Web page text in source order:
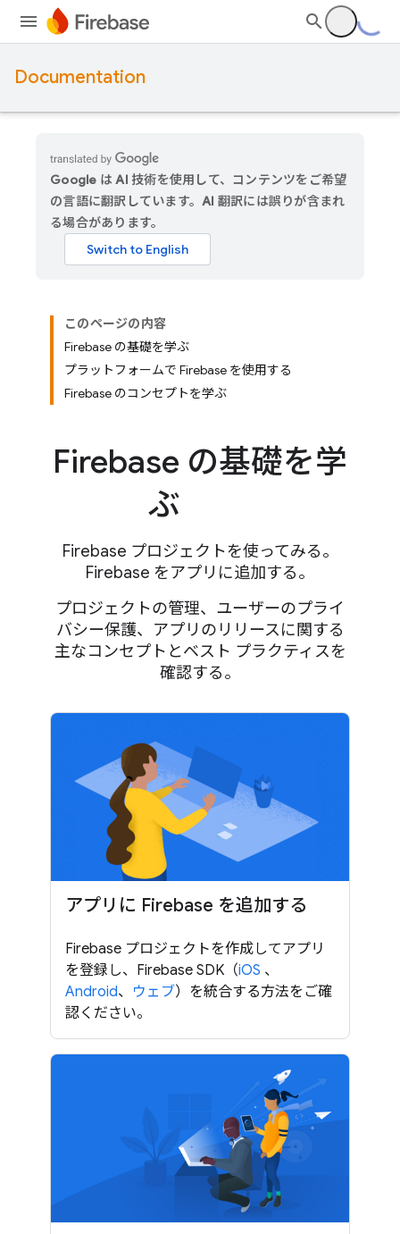
Documentation
Google は AI 技術を使用して、コンテンツをご希望
の言語に翻訳しています。AI 翻訳には誤りが含まれ
る場合があります。
このページの内容
Firebase の基礎を学ぶ
プラットフォームで Firebase を使用する
Firebase のコンセプトを学ぶ
Firebase の基礎を学
ぶ
Firebase プロジェクトを使ってみる。
Firebase をアプリに追加する。
プロジェクトの管理、ユーザーのプライ
バシー保護、アプリのリリースに関する
主なコンセプトとベスト プラクティスを
確認する。
アプリに Firebase を追加する
Firebase プロジェクトを作成してアプリ
を登録し、Firebase SDK（iOS 、
Android、 ウェブ）を統合する方法をご確
認ください。